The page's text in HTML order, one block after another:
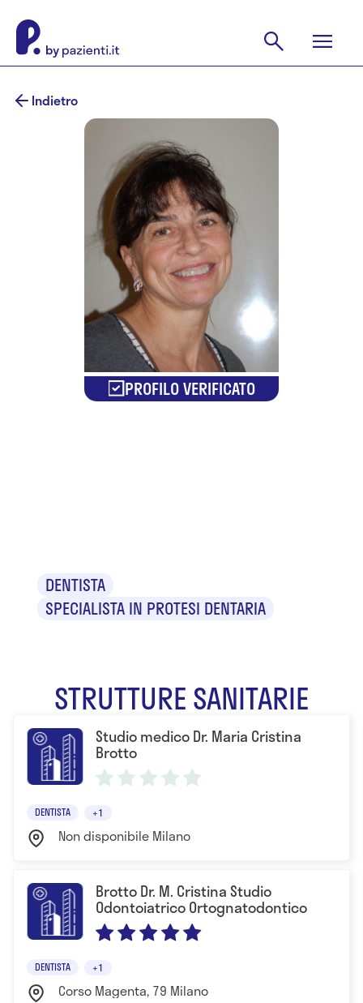
Indietro
PROFILO VERIFICATO
DENTISTA
SPECIALISTA IN PROTESI DENTARIA
STRUTTURE SANITARIE
Studio medico Dr. Maria Cristina
Brotto
DENTISTA +1
Non disponibile Milano
Brotto Dr. M. Cristina Studio
Odontoiatrico Ortognatodontico
DENTISTA +1
Corso Magenta, 79 Milano